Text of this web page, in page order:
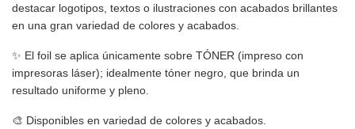
destacar logotipos, textos o ilustraciones con acabados brillantes
en una gran variedad de colores y acabados.
✨ El foil se aplica únicamente sobre TÓNER (impreso con
impresoras láser); idealmente tóner negro, que brinda un
resultado uniforme y pleno.
🎨 Disponibles en variedad de colores y acabados.